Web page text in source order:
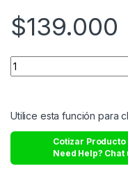
$139.000
Utilice esta función para
Cotizar Producto
Need Help? Chat